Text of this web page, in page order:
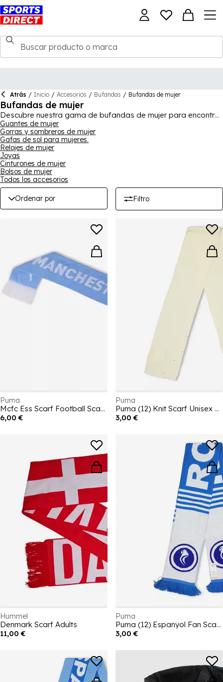
Atrás / Inicio / Accesorios / Bufandas / Bufandas de mujer
Bufandas de mujer
Descubre nuestra gama de bufandas de mujer para encontrar
la que te acompañará este invierno y muchos más por venir.
Esta colección cuenta con una variedad de bufandas de
moda para asegurarte de lucir genial mientras te mantienes
abrigada, con opciones de marcas como Vero Moda, Label
Lab, French Connection y Calvin Klein para que puedas elegir.
Para las mujeres deportistas, tenemos muchas bufandas de
fútbol y rugby que te permiten mostrar tus colores, mientras
que un snood deportivo de Nike es una excelente opción para
entrenamiento al aire libre en invierno y uso diario.
Guantes de mujer
Gorras y sombreros de mujer
Gafas de sol para mujeres.
Relojes de mujer
Joyas
Cinturones de mujer
Bolsos de mujer
Todos los accesorios
Ordenar por Filtro
Puma
Mcfc Ess Scarf Football Scarve Unisex Adults
6,00 €
Puma
Puma (12) Knit Scarf Unisex Adults
3,00 €
Hummel
Denmark Scarf Adults
11,00 €
Puma
Puma (12) Espanyol Fan Scarf Unisex Adults
3,00 €